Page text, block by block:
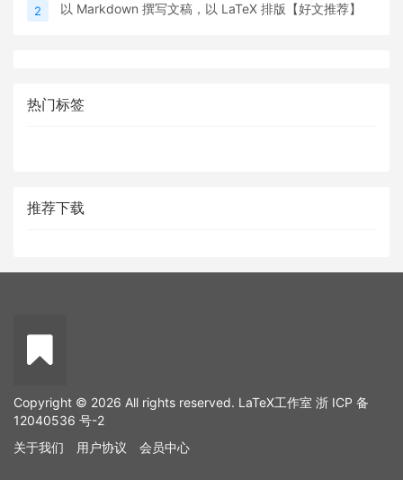
2 以 Markdown 撰写文稿，以 LaTeX 排版【好文推荐】
热门标签
推荐下载
Copyright © 2026 All rights reserved. LaTeX工作室 浙 ICP 备
12040536 号-2
关于我们
用户协议 会员中心